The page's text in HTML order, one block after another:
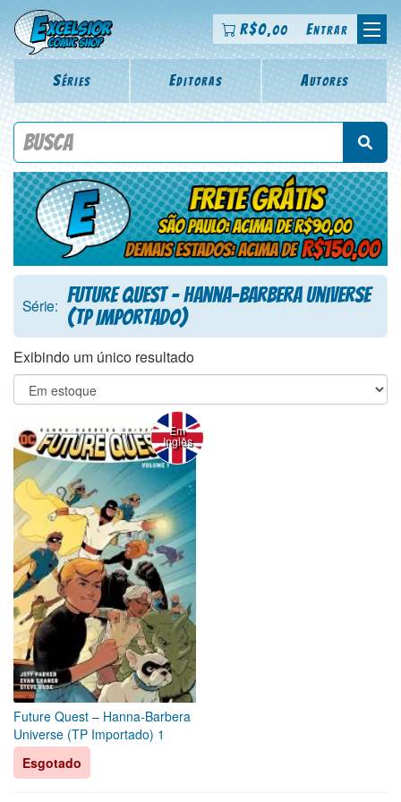
R$0,00 Entrar
Séries Editoras Autores
Procure por título da revista, personagem, série, escritor,
Série: Future Quest - Hanna-Barbera Universe
(TP Importado)
Exibindo um único resultado
Future Quest – Hanna-Barbera
Universe (TP Importado) 1
Esgotado
Em
Inglês